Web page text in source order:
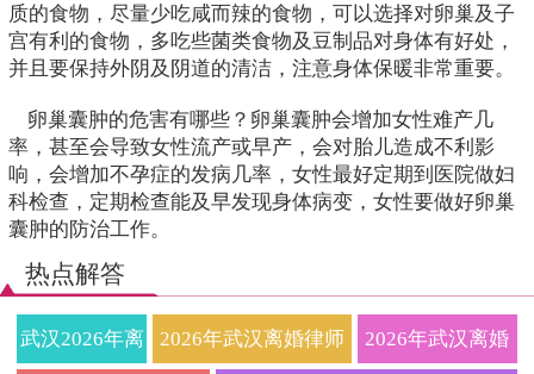
质的食物，尽量少吃咸而辣的食物，可以选择对卵巢及子
宫有利的食物，多吃些菌类食物及豆制品对身体有好处，
并且要保持外阴及阴道的清洁，注意身体保暖非常重要。
卵巢囊肿的危害有哪些？卵巢囊肿会增加女性难产几
率，甚至会导致女性流产或早产，会对胎儿造成不利影
响，会增加不孕症的发病几率，女性最好定期到医院做妇
科检查，定期检查能及早发现身体病变，女性要做好卵巢
囊肿的防治工作。
热点解答
武汉2026年离 2026年武汉离婚律师 2026年武汉离婚